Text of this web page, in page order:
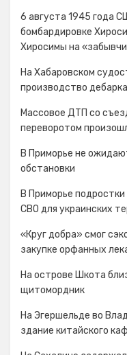
6 августа 1945 года
бомбардировке
Хиросимы на
На Хабаровском
производство
Массовое ДТП со
переворотом
В Приморье не
обстановки
В Приморье
СВО для украинских
«Круг добра» смог
закупке орфанных
На острове Шкота
щитомордник
На Эгершельде во
здание китайского